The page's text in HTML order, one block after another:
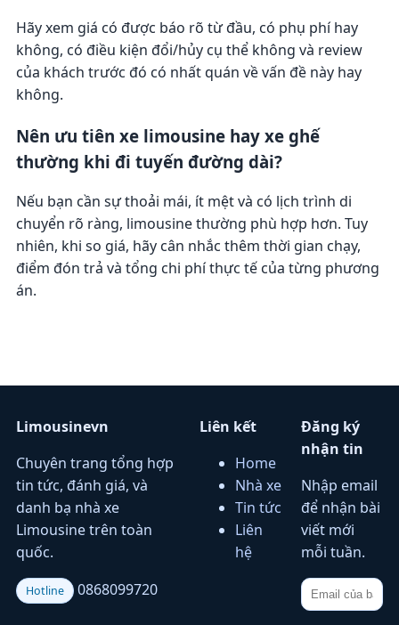
Hãy xem giá có được báo rõ từ đầu, có phụ phí hay
không, có điều kiện đổi/hủy cụ thể không và review
của khách trước đó có nhất quán về vấn đề này hay
không.
Nên ưu tiên xe limousine hay xe ghế
thường khi đi tuyến đường dài?
Nếu bạn cần sự thoải mái, ít mệt và có lịch trình di
chuyển rõ ràng, limousine thường phù hợp hơn. Tuy
nhiên, khi so giá, hãy cân nhắc thêm thời gian chạy,
điểm đón trả và tổng chi phí thực tế của từng phương
án.
Limousinevn
Chuyên trang tổng hợp
tin tức, đánh giá, và
danh bạ nhà xe
Limousine trên toàn
quốc.
Hotline 0868099720
Liên kết
Home
Nhà xe
Tin tức
Liên
hệ
Đăng ký
nhận tin
Nhập email
để nhận bài
viết mới
mỗi tuần.